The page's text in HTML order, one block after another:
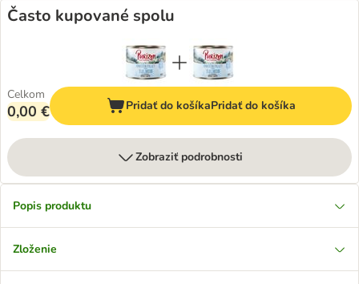
Často kupované spolu
Celkom
0,00 € Pridať do košíkaPridať do košíka
Zobraziť podrobnosti
Popis produktu
Zloženie